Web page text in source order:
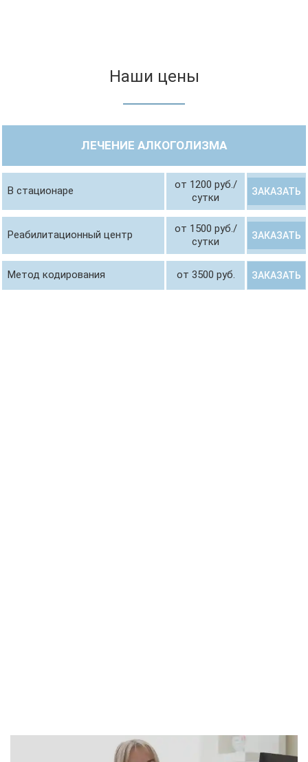
Наши цены
ЛЕЧЕНИЕ АЛКОГОЛИЗМА
В стационаре
от 1200 руб./
сутки
ЗАКАЗАТЬ
Реабилитационный центр
от 1500 руб./
сутки
ЗАКАЗАТЬ
Метод кодирования от 3500 руб. ЗАКАЗАТЬ